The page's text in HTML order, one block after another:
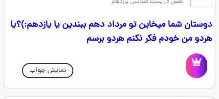
دوستان شما میخاین تو مرداد دهم ببندین یا یازدهم:)؟یا
هردو من خودم فکر نکنم هردو برسم
نمایش جواب